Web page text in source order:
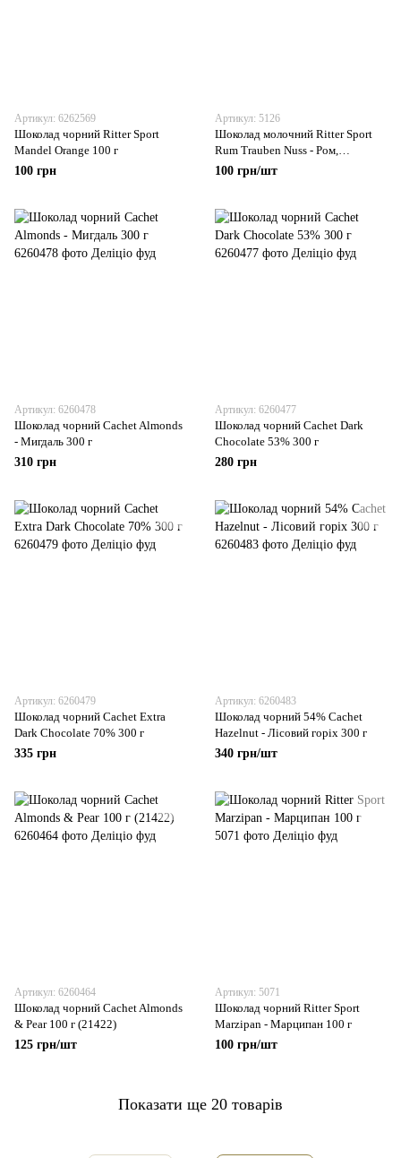
Артикул: 6262569
Шоколад чорний Ritter Sport
Mandel Orange 100 г
100 грн
Артикул: 5126
Шоколад молочний Ritter Sport
Rum Trauben Nuss - Ром,
родзинки, фундук 100 г
100 грн/шт
Артикул: 6260478
Шоколад чорний Cachet Almonds
- Мигдаль 300 г
310 грн
Артикул: 6260477
Шоколад чорний Cachet Dark
Chocolate 53% 300 г
280 грн
Артикул: 6260479
Шоколад чорний Cachet Extra
Dark Chocolate 70% 300 г
335 грн
Артикул: 6260483
Шоколад чорний 54% Cachet
Hazelnut - Лісовий горіх 300 г
340 грн/шт
Артикул: 6260464
Шоколад чорний Cachet Almonds
& Pear 100 г (21422)
125 грн/шт
Артикул: 5071
Шоколад чорний Ritter Sport
Marzipan - Марципан 100 г
100 грн/шт
Показати ще 20 товарів